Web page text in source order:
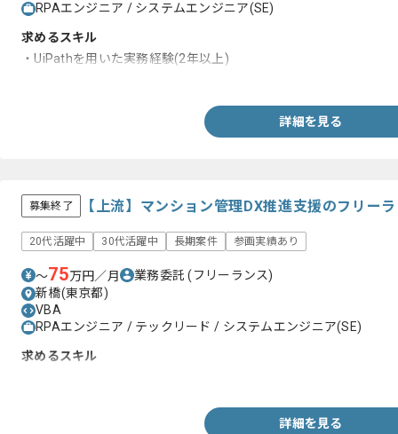
RPAエンジニア / システムエンジニア(SE)
求めるスキル
・UiPathを用いた実務経験(2年以上)
詳細を見る
募集終了 【上流】マンション管理DX推進支援のフリー
20代活躍中 30代活躍中 長期案件 参画実績あり
〜75万円／月 業務委託(フリーランス)
新橋(東京都)
VBA
RPAエンジニア / テックリード / システムエンジニア(SE)
求めるスキル
詳細を見る